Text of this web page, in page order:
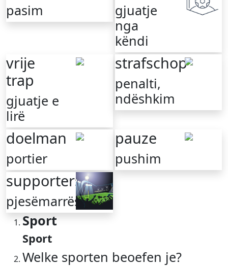
pasim
gjuatje
nga
këndi
vrije
trap
gjuatje e
lirë
strafschop
penalti,
ndëshkim
doelman
portier
pauze
pushim
supporters
pjesëmarrësit
Sport
Sport
Welke sporten beoefen je?